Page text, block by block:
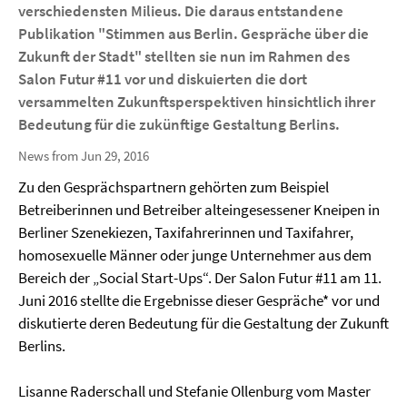
verschiedensten Milieus. Die daraus entstandene
Publikation "Stimmen aus Berlin. Gespräche über die
Zukunft der Stadt" stellten sie nun im Rahmen des
Salon Futur #11 vor und diskuierten die dort
versammelten Zukunftsperspektiven hinsichtlich ihrer
Bedeutung für die zukünftige Gestaltung Berlins.
News from Jun 29, 2016
Zu den Gesprächspartnern gehörten zum Beispiel
Betreiberinnen und Betreiber alteingesessener Kneipen in
Berliner Szenekiezen, Taxifahrerinnen und Taxifahrer,
homosexuelle Männer oder junge Unternehmer aus dem
Bereich der „Social Start-Ups“. Der Salon Futur #11 am 11.
Juni 2016 stellte die Ergebnisse dieser Gespräche* vor und
diskutierte deren Bedeutung für die Gestaltung der Zukunft
Berlins.
Lisanne Raderschall und Stefanie Ollenburg vom Master